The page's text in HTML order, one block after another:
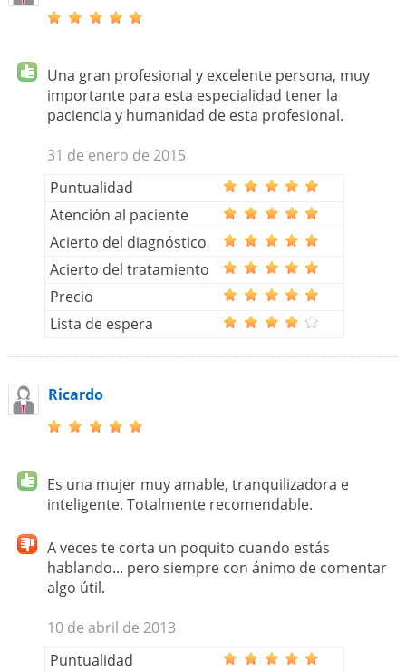
Una gran profesional y excelente persona, muy
importante para esta especialidad tener la
paciencia y humanidad de esta profesional.
31 de enero de 2015
Puntualidad
Atención al paciente
Acierto del diagnóstico
Acierto del tratamiento
Precio
Lista de espera
Ricardo
Es una mujer muy amable, tranquilizadora e
inteligente. Totalmente recomendable.
A veces te corta un poquito cuando estás
hablando... pero siempre con ánimo de comentar
algo útil.
10 de abril de 2013
Puntualidad